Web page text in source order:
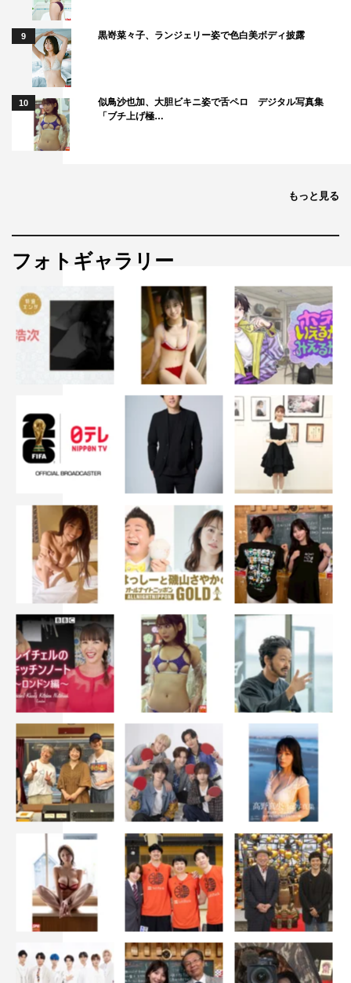
9 黒嵜菜々子、ランジェリー姿で色白美ボディ披露
10
似鳥沙也加、大胆ビキニ姿で舌ペロ デジタル写真集
「ブチ上げ極…
もっと見る
フォトギャラリー